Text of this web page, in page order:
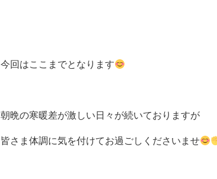
今回はここまでとなります
朝晩の寒暖差が激しい日々が続いておりますが
皆さま体調に気を付けてお過ごしくださいませ